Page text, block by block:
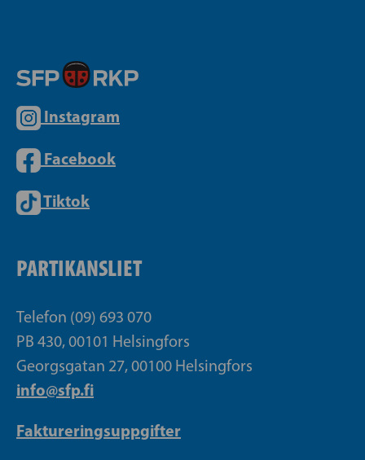
Instagram
Facebook
Tiktok
PARTIKANSLIET
Telefon (09) 693 070
PB 430, 00101 Helsingfors
Georgsgatan 27, 00100 Helsingfors
info@sfp.fi
Faktureringsuppgifter